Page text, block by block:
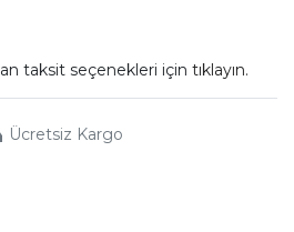
taksit seçenekleri için tıklayın.
Ücretsiz Kargo